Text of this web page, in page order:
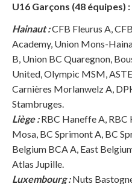
U16 Garçons (48 équipes) :
Hainaut :CFB Fleurus A,
Academy, Union Mons-
B, Union BC Quaregnon,
United, Olympic MSM,
Carnières Morlanwelz A,
Stambruges.
Liège :RBC Haneffe A, RBC
Mosa, BC Sprimont A, BC
Belgium BCA A, East
Atlas Jupille.
Luxembourg :Nuts